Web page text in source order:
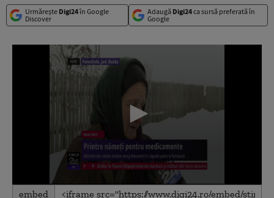
Urmărește Digi24în Google
Discover
Adaugă Digi24ca sursă preferată în
Google
0embed